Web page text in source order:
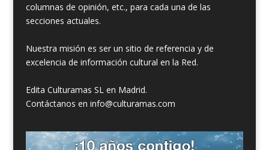
columnas de opinión, etc., para cada una de las
secciones actuales.
Nuestra misión es ser un sitio de referencia y de
excelencia de información cultural en la Red.
Edita Culturamas SL en Madrid.
Contáctanos en info@culturamas.com